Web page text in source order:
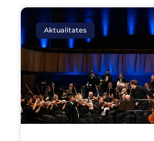
Aktualitates